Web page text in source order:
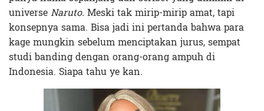
universeNaruto. Meski tak mirip-mirip amat, tapi
konsepnya sama. Bisa jadi ini pertanda bahwa para
kage mungkin sebelum menciptakan jurus, sempat
studi banding dengan orang-orang ampuh di
Indonesia. Siapa tahu ye kan.